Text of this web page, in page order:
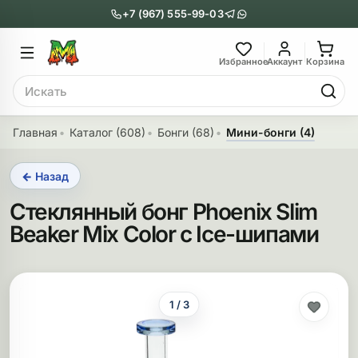
+7 (967) 555-99-03
ИзбранноеАккаунт Корзина
Поиск
Главное меню
Бонги
бонги
бонги
Главное
Трубки
Металлические
Главная Каталог (608) Бонги (68) Мини-бонги (4)
← Назад
Стеклянный бонг Phoenix Slim
Beaker Mix Color с Ice-шипами
1 / 3